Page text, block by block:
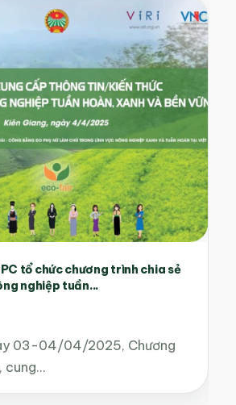
tổ chức chương trình chia sẻ
nghiệp tuần...
03-04/04/2025, Chương
cung…